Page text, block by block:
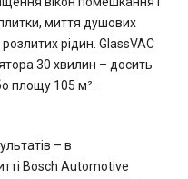
миття душових
рідин. GlassVAC
30 хвилин – досить
площу 105 м².
– в
Bosch Automotive